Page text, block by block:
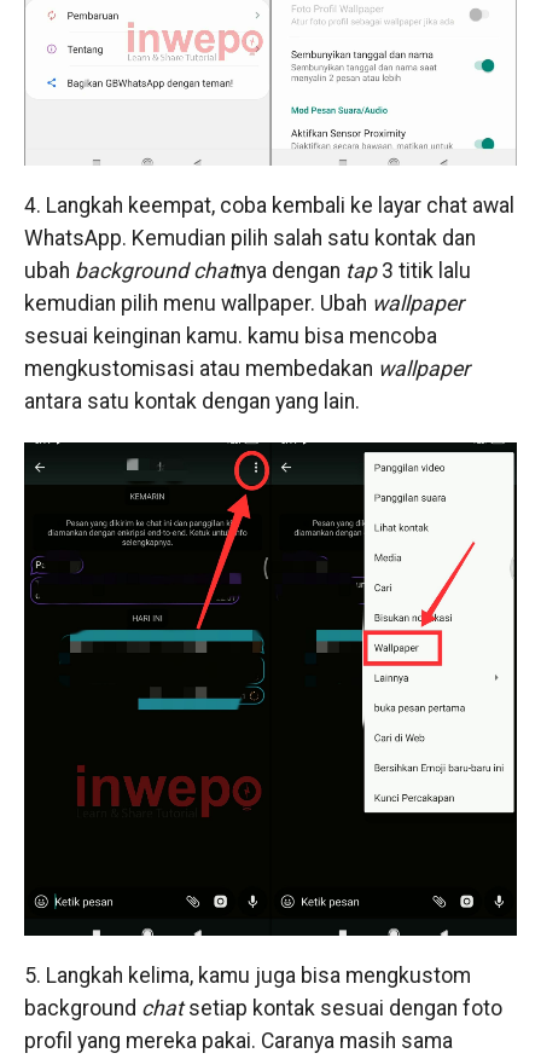
4. Langkah keempat, coba kembali ke layar chat awal
WhatsApp. Kemudian pilih salah satu kontak dan
ubah background chatnya dengan tap3 titik lalu
kemudian pilih menu wallpaper. Ubah wallpaper
sesuai keinginan kamu. kamu bisa mencoba
mengkustomisasi atau membedakan wallpaper
antara satu kontak dengan yang lain.
5. Langkah kelima, kamu juga bisa mengkustom
background chatsetiap kontak sesuai dengan foto
profil yang mereka pakai. Caranya masih sama